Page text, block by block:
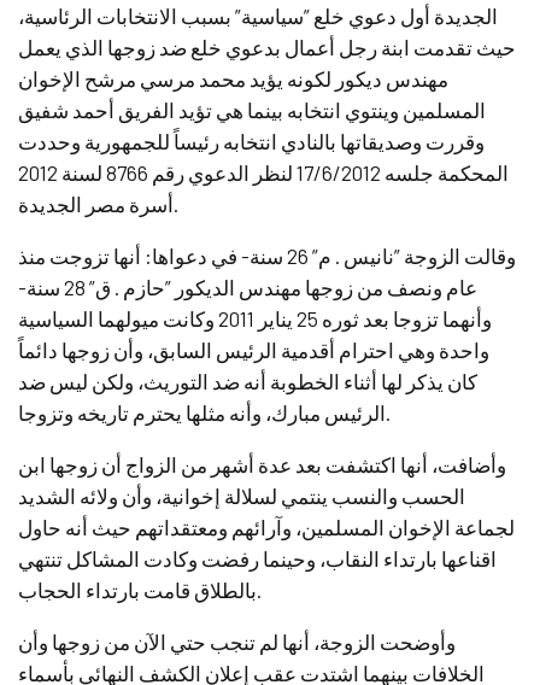
الجديدة أول دعوي خلع ”سياسية” بسبب الانتخابات الرئاسية،
حيث تقدمت ابنة رجل أعمال بدعوي خلع ضد زوجها الذي يعمل
مهندس ديكور لكونه يؤيد محمد مرسي مرشح الإخوان
المسلمين وينتوي انتخابه بينما هي تؤيد الفريق أحمد شفيق
وقررت وصديقاتها بالنادي انتخابه رئيساً للجمهورية وحددت
المحكمة جلسه 17/6/2012 لنظر الدعوي رقم 8766 لسنة 2012
أسرة مصر الجديدة.
وقالت الزوجة ”نانيس . م” 26 سنة- في دعواها: أنها تزوجت منذ
عام ونصف من زوجها مهندس الديكور ”حازم . ق” 28 سنة-
وأنهما تزوجا بعد ثوره 25 يناير 2011 وكانت ميولهما السياسية
واحدة وهي احترام أقدمية الرئيس السابق، وأن زوجها دائماً
كان يذكر لها أثناء الخطوبة أنه ضد التوريث، ولكن ليس ضد
الرئيس مبارك، وأنه مثلها يحترم تاريخه وتزوجا.
وأضافت، أنها اكتشفت بعد عدة أشهر من الزواج أن زوجها ابن
الحسب والنسب ينتمي لسلالة إخوانية، وأن ولائه الشديد
لجماعة الإخوان المسلمين، وآرائهم ومعتقداتهم حيث أنه حاول
اقناعها بارتداء النقاب، وحينما رفضت وكادت المشاكل تنتهي
بالطلاق قامت بارتداء الحجاب.
وأوضحت الزوجة، أنها لم تنجب حتي الآن من زوجها وأن
الخلافات بينهما اشتدت عقب إعلان الكشف النهائي بأسماء